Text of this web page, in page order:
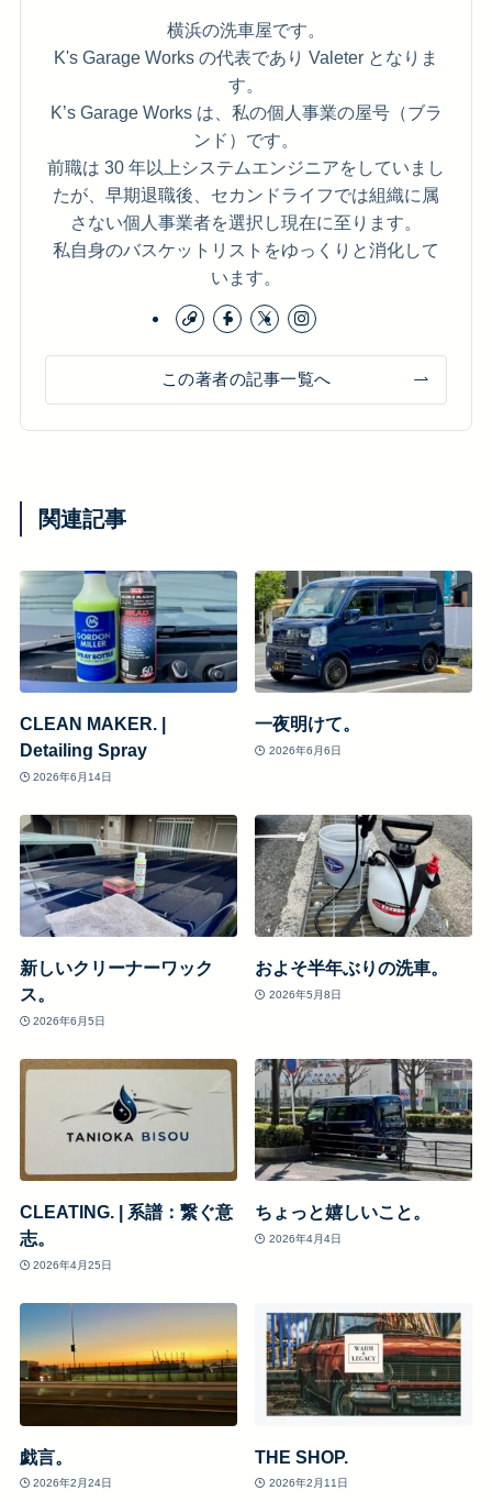
横浜の洗車屋です。
K's Garage Works の代表であり Valeter となりま
す。
K’s Garage Works は、私の個人事業の屋号（ブラ
ンド）です。
前職は 30 年以上システムエンジニアをしていまし
たが、早期退職後、セカンドライフでは組織に属
さない個人事業者を選択し現在に至ります。
私自身のバスケットリストをゆっくりと消化して
います。
この著者の記事一覧へ
関連記事
CLEAN MAKER. |
Detailing Spray
2026年6月14日
一夜明けて。
2026年6月6日
新しいクリーナーワック
ス。
2026年6月5日
およそ半年ぶりの洗車。
2026年5月8日
CLEATING. | 系譜：繋ぐ意
志。
2026年4月25日
ちょっと嬉しいこと。
2026年4月4日
戯言。
2026年2月24日
THE SHOP.
2026年2月11日